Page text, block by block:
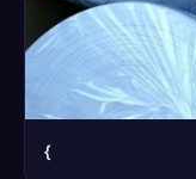
{